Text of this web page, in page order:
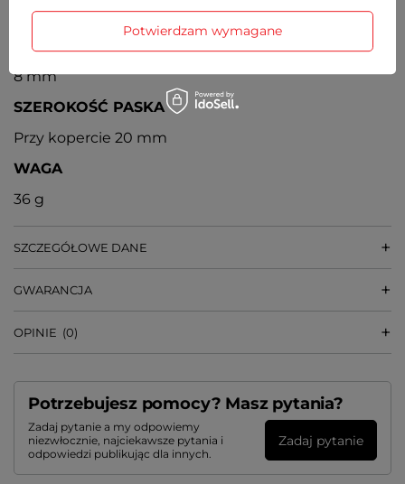
40 mm
GRUBOŚĆ KOPERTY
8 mm
SZEROKOŚĆ PASKA
Przy kopercie 20 mm
WAGA
36 g
SZCZEGÓŁOWE DANE
GWARANCJA
OPINIE (0)
Potrzebujesz pomocy? Masz pytania?
Zadaj pytanie a my odpowiemy
niezwłocznie, najciekawsze pytania i
odpowiedzi publikując dla innych.
Zadaj pytanie
Potwierdzam wymagane